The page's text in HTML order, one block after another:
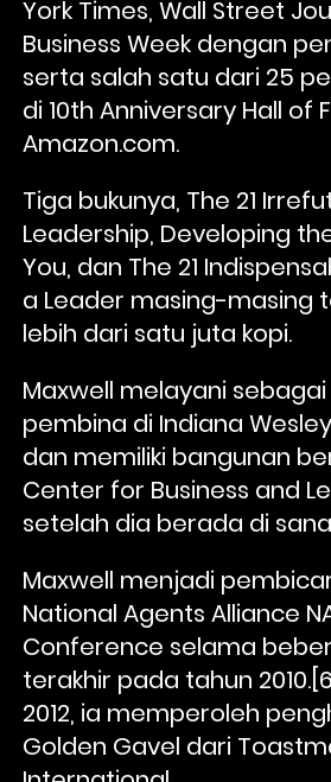
York Times, Wall Street
Business Week dengan
serta salah satu dari 25
di 10th Anniversary Hall of
Amazon.com.
Tiga bukunya, The 21
Leadership, Developing
You, dan The 21
a Leader masing-masing
lebih dari satu juta kopi.
Maxwell melayani
pembina di Indiana
dan memiliki bangunan
Center for Business and
setelah dia berada di
Maxwell menjadi
National Agents Alliance
Conference selama
terakhir pada tahun
2012, ia memperoleh
Golden Gavel dari